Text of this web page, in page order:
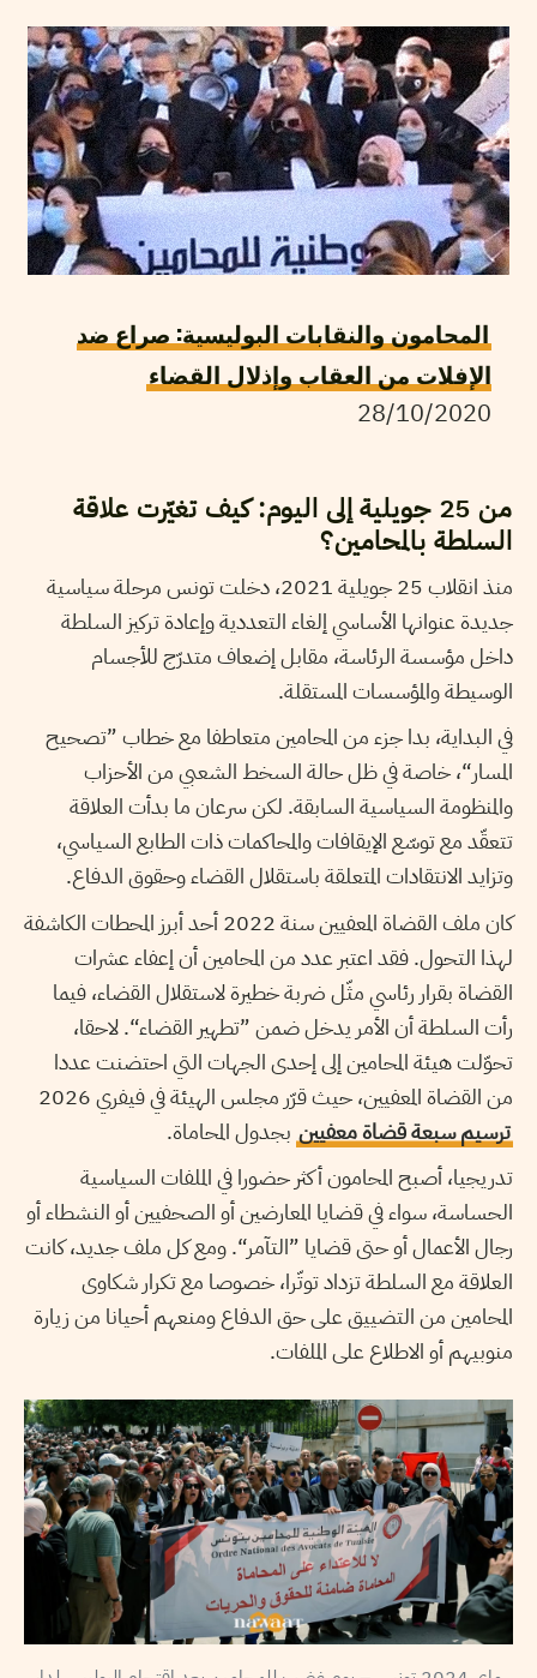
المحامون والنقابات البوليسية: صراع ضد
الإفلات من العقاب وإذلال القضاء
28/10/2020
من 25 جويلية إلى اليوم: كيف تغيّرت علاقة
السلطة بالمحامين؟
منذ انقلاب 25 جويلية 2021، دخلت تونس مرحلة سياسية
جديدة عنوانها الأساسي إلغاء التعددية وإعادة تركيز السلطة
داخل مؤسسة الرئاسة، مقابل إضعاف متدرّج للأجسام
الوسيطة والمؤسسات المستقلة.
في البداية، بدا جزء من المحامين متعاطفا مع خطاب ”تصحيح
المسار“، خاصة في ظل حالة السخط الشعبي من الأحزاب
والمنظومة السياسية السابقة. لكن سرعان ما بدأت العلاقة
تتعقّد مع توسّع الإيقافات والمحاكمات ذات الطابع السياسي،
وتزايد الانتقادات المتعلقة باستقلال القضاء وحقوق الدفاع.
كان ملف القضاة المعفيين سنة 2022 أحد أبرز المحطات الكاشفة
لهذا التحول. فقد اعتبر عدد من المحامين أن إعفاء عشرات
القضاة بقرار رئاسي مثّل ضربة خطيرة لاستقلال القضاء، فيما
رأت السلطة أن الأمر يدخل ضمن ”تطهير القضاء“. لاحقا،
تحوّلت هيئة المحامين إلى إحدى الجهات التي احتضنت عددا
من القضاة المعفيين، حيث قرّر مجلس الهيئة في فيفري 2026
ترسيم سبعة قضاة معفيين بجدول المحاماة.
تدريجيا، أصبح المحامون أكثر حضورا في الملفات السياسية
الحساسة، سواء في قضايا المعارضين أو الصحفيين أو النشطاء أو
رجال الأعمال أو حتى قضايا ”التآمر“. ومع كل ملف جديد، كانت
العلاقة مع السلطة تزداد توتّرا، خصوصا مع تكرار شكاوى
المحامين من التضييق على حق الدفاع ومنعهم أحيانا من زيارة
منوبيهم أو الاطلاع على الملفات.